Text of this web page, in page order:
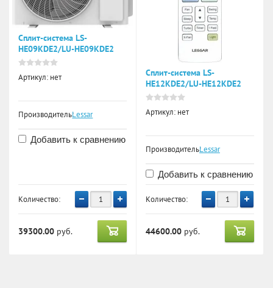
Сплит-система LS-
HE09KDE2/LU-HE09KDE2
Артикул: нет
Производитель:Lessar
Добавить к сравнению
Количество:
39300.00 руб.
Сплит-система LS-
HE12KDE2/LU-HE12KDE2
Артикул:нет
Производитель:Lessar
Добавить к сравнению
Количество:
44600.00руб.